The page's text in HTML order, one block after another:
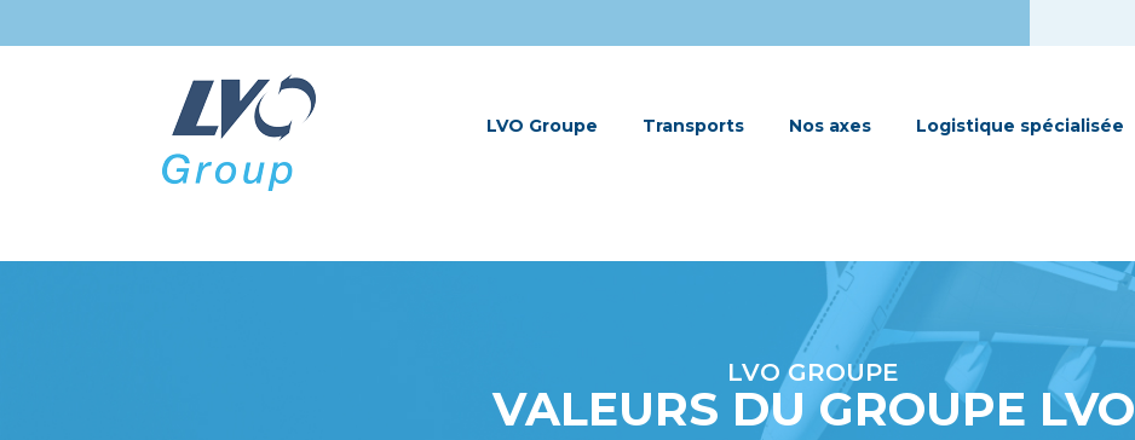
LVO Groupe Transports Nos axes Logistique spécialisée
LVO GROUPE
VALEURS DU GROUPE LVO